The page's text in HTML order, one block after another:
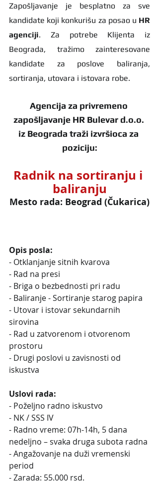
Zapošljavanje je besplatno za sve
kandidate koji konkurišu za posao u HR
agenciji. Za potrebe Klijenta iz
Beograda, tražimo zainteresovane
kandidate za poslove baliranja,
sortiranja, utovara i istovara robe.
Agencija za privremeno
zapošljavanje HR Bulevar d.o.o.
iz Beograda traži izvršioca za
poziciju:
Radnik na sortiranju i
baliranju
Mesto rada: Beograd (Čukarica)
Opis posla:
- Otklanjanje sitnih kvarova
- Rad na presi
- Briga o bezbednosti pri radu
- Baliranje - Sortiranje starog papira
- Utovar i istovar sekundarnih
sirovina
- Rad u zatvorenom i otvorenom
prostoru
- Drugi poslovi u zavisnosti od
iskustva
Uslovi rada:
- Poželjno radno iskustvo
- NK / SSS IV
- Radno vreme: 07h-14h, 5 dana
nedeljno – svaka druga subota radna
- Angažovanje na duži vremenski
period
- Zarada: 55.000 rsd.